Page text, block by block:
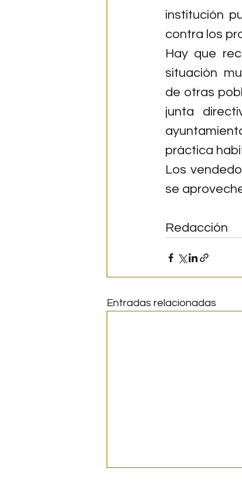
institución
contra los
Hay que
situación
de otras
junta
práctica
Los
se
Redacción
Entradas relacionadas